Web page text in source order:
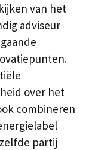
van het
adviseur
over het
combineren
partij